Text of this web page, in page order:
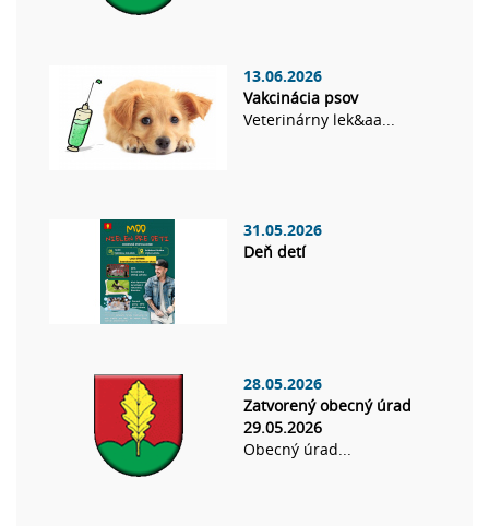
13.06.2026
Vakcinácia psov
Veterinárny lek&aa...
31.05.2026
Deň detí
28.05.2026
Zatvorený obecný úrad
29.05.2026
Obecný úrad...